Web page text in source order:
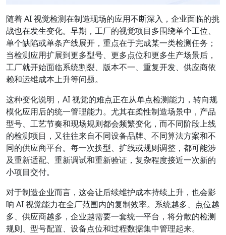
随着 AI 视觉检测在制造现场的应用不断深入，企业面临的挑
战也在发生变化。早期，工厂的视觉项目多围绕单个工位、
单个缺陷或单条产线展开，重点在于完成某一类检测任务；
当检测应用扩展到更多型号、更多点位和更多生产场景后，
工厂就开始面临系统割裂、版本不一、重复开发、供应商依
赖和运维成本上升等问题。
这种变化说明，AI 视觉的难点正在从单点检测能力，转向规
模化应用后的统一管理能力。尤其在柔性制造场景中，产品
型号、工艺节奏和现场规则都会频繁变化，而不同阶段上线
的检测项目，又往往来自不同设备品牌、不同算法方案和不
同的供应商平台。每一次换型、扩线或规则调整，都可能涉
及重新适配、重新调试和重新验证，复杂程度接近一次新的
小项目交付。
对于制造企业而言，这会让后续维护成本持续上升，也会影
响 AI 视觉能力在全厂范围内的复制效率。系统越多、点位越
多、供应商越多，企业越需要一套统一平台，将分散的检测
规则、型号配置、设备点位和过程数据集中管理起来。